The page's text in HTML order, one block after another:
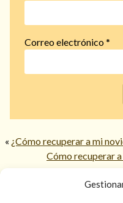
Correo electrónico*
« ¿Cómo recuperar a mi
Cómo recuperar